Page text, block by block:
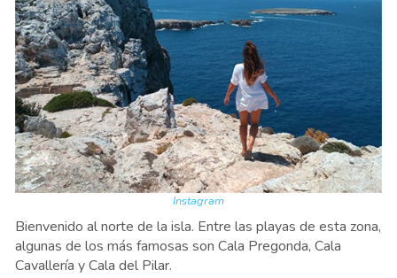
Instagram
Bienvenido al norte de la isla. Entre las playas de esta zona,
algunas de los más famosas son Cala Pregonda, Cala
Cavallería y Cala del Pilar.